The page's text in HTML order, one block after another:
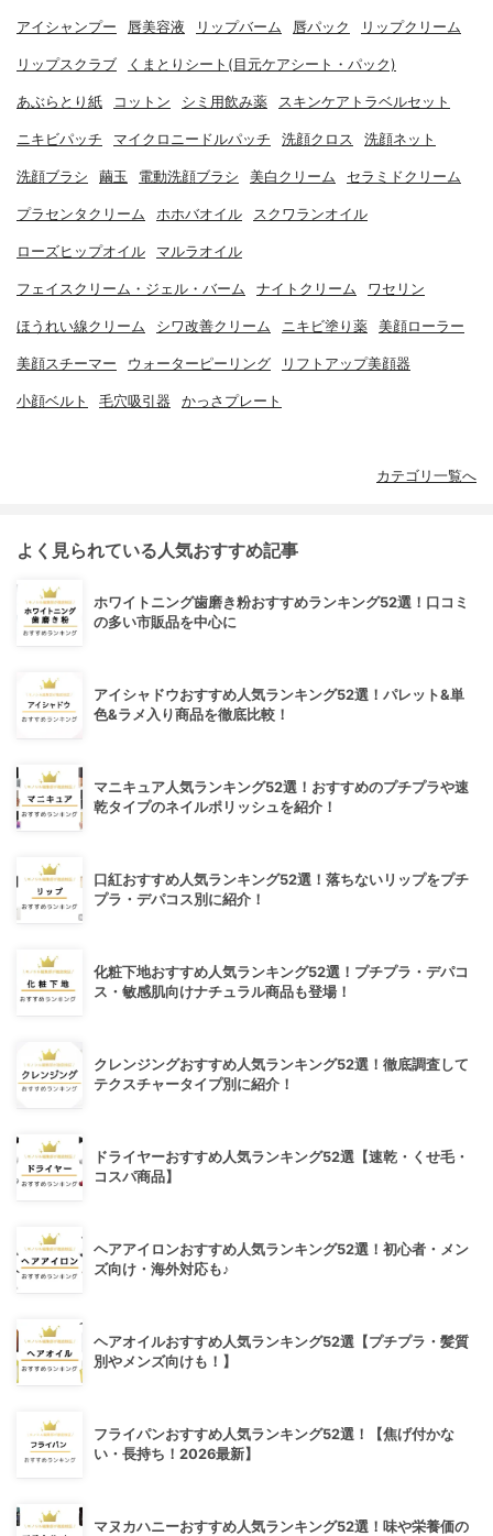
アイシャンプー 唇美容液 リップバーム 唇パック リップクリーム
リップスクラブ くまとりシート(目元ケアシート・パック)
あぶらとり紙 コットン シミ用飲み薬 スキンケアトラベルセット
ニキビパッチ マイクロニードルパッチ 洗顔クロス 洗顔ネット
洗顔ブラシ 繭玉 電動洗顔ブラシ 美白クリーム セラミドクリーム
プラセンタクリーム ホホバオイル スクワランオイル
ローズヒップオイル マルラオイル
フェイスクリーム・ジェル・バーム ナイトクリーム ワセリン
ほうれい線クリーム シワ改善クリーム ニキビ塗り薬 美顔ローラー
美顔スチーマー ウォーターピーリング リフトアップ美顔器
小顔ベルト 毛穴吸引器 かっさプレート
カテゴリ一覧へ
よく見られている人気おすすめ記事
ホワイトニング歯磨き粉おすすめランキング52選！口コミ
の多い市販品を中心に
アイシャドウおすすめ人気ランキング52選！パレット&単
色&ラメ入り商品を徹底比較！
マニキュア人気ランキング52選！おすすめのプチプラや速
乾タイプのネイルポリッシュを紹介！
口紅おすすめ人気ランキング52選！落ちないリップをプチ
プラ・デパコス別に紹介！
化粧下地おすすめ人気ランキング52選！プチプラ・デパコ
ス・敏感肌向けナチュラル商品も登場！
クレンジングおすすめ人気ランキング52選！徹底調査して
テクスチャータイプ別に紹介！
ドライヤーおすすめ人気ランキング52選【速乾・くせ毛・
コスパ商品】
ヘアアイロンおすすめ人気ランキング52選！初心者・メン
ズ向け・海外対応も♪
ヘアオイルおすすめ人気ランキング52選【プチプラ・髪質
別やメンズ向けも！】
フライパンおすすめ人気ランキング52選！【焦げ付かな
い・長持ち！2026最新】
マヌカハニーおすすめ人気ランキング52選！味や栄養価の